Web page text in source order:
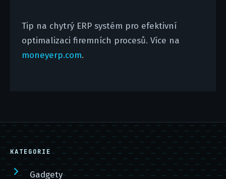
Tip na chytrý ERP systém pro efektivní
optimalizaci firemních procesů. Více na
moneyerp.com.
KATEGORIE
Gadgety